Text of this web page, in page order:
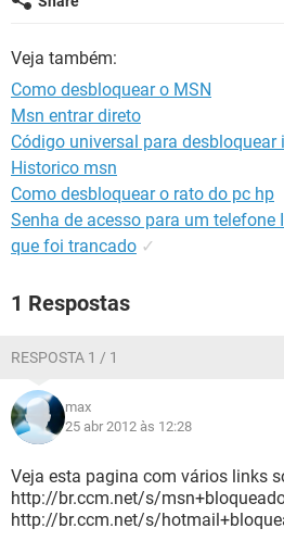
GUIA DE COMPRAS
Veja também:
Como desbloquear o MSN
Msn entrar direto
Código universal para desbloquear
Historico msn
Como desbloquear o rato do pc hp
Senha de acesso para um telefone
que foi trancado ✓
1 Respostas
RESPOSTA 1 / 1
max
25 abr 2012 às 12:28
Veja esta pagina com vários links
http://br.ccm.net/s/
http://br.ccm.net/s/